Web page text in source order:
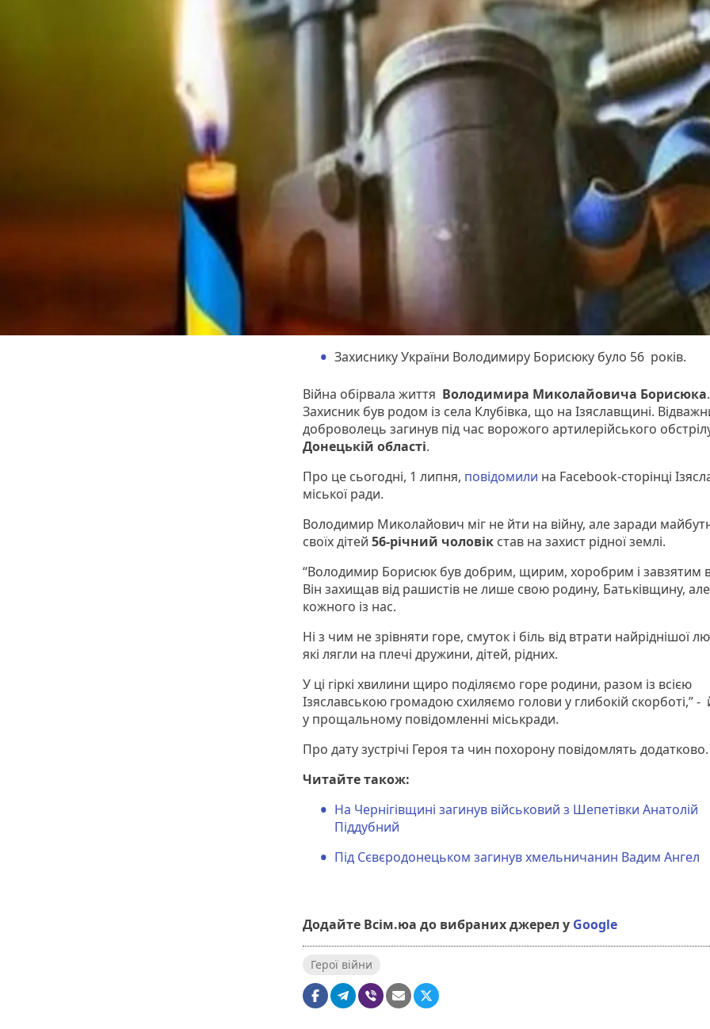
Захиснику України Володимиру Борисюку було 56 років.
Війна обірвала життя Володимира Миколайовича Борисюка.
Захисник був родом із села Клубівка, що на Ізяславщині.
доброволець загинув під час ворожого артилерійського
Донецькій області.
Про це сьогодні, 1 липня, повідомили на Facebook-сторінці
міської ради.
Володимир Миколайович міг не йти на війну, але заради
своїх дітей 56-річний чоловік став на захист рідної землі.
“Володимир Борисюк був добрим, щирим, хоробрим і завзятим
Він захищав від рашистів не лише свою родину, Батьківщину,
кожного із нас.
Ні з чим не зрівняти горе, смуток і біль від втрати найріднішої
які лягли на плечі дружини, дітей, рідних.
У ці гіркі хвилини щиро поділяємо горе родини, разом із всією
Ізяславською громадою схиляємо голови у глибокій скорботі,” -
у прощальному повідомленні міськради.
Про дату зустрічі Героя та чин похорону повідомлять додатково.
Читайте також:
На Чернігівщині загинув військовий з Шепетівки Анатолій
Піддубний
Під Сєвєродонецьком загинув хмельничанин Вадим Ангел
Додайте Всім.юа до вибраних джерел у Google
Герої війни